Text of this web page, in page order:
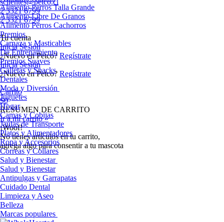
sclientes@petco.cl
2 3321 6799
2 3321 6799
Tu cuenta
Inicia Sesión
¿Nuevo en Petco? Regístrate
Inicia Sesión
¿Nuevo en Petco? Regístrate
Carrito
$0
RESUMEN DE CARRITO
Ir a mi carrito »
¡Woof!
No tíenes artículos en tu carrito,
agrega algo para consentir a tu mascota
Alimento Perros Talla Grande
Alimento Libre De Granos
Alimento Perros Cachorros
Premios
Carnaza y Masticables
De Entrenamiento
Premios Suaves
Galletas y Snacks
Dentales
Moda y Diversión
Juguetes
Hogar
Camas y Cobijas
Jaulas de Transporte
Platos y Alimentadores
Ropa y Accesorios
Correas y Collares
Salud y Bienestar
Salud y Bienestar
Antipulgas y Garrapatas
Cuidado Dental
Limpieza y Aseo
Belleza
Marcas populares